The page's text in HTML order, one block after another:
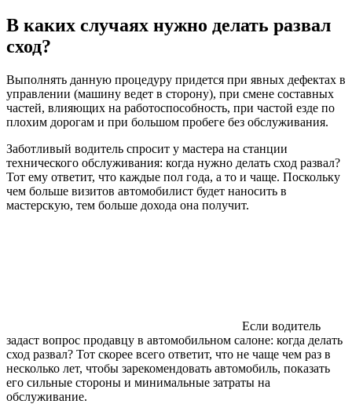
В каких случаях нужно делать развал
сход?
Выполнять данную процедуру придется при явных дефектах в
управлении (машину ведет в сторону), при смене составных
частей, влияющих на работоспособность, при частой езде по
плохим дорогам и при большом пробеге без обслуживания.
Заботливый водитель спросит у мастера на станции
технического обслуживания: когда нужно делать сход развал?
Тот ему ответит, что каждые пол года, а то и чаще. Поскольку
чем больше визитов автомобилист будет наносить в
мастерскую, тем больше дохода она получит.
Если водитель
задаст вопрос продавцу в автомобильном салоне: когда делать
сход развал? Тот скорее всего ответит, что не чаще чем раз в
несколько лет, чтобы зарекомендовать автомобиль, показать
его сильные стороны и минимальные затраты на
обслуживание.